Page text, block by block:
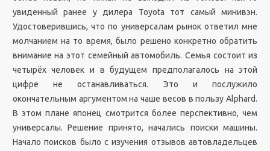
увиденный ранее у дилера Toyota тот самый минивэн.
Удостоверившись, что по универсалам рынок ответил мне
молчанием на то время, было решено конкретно обратить
внимание на этот семейный автомобиль. Семья состоит из
четырёх человек и в будущем предполагалось на этой
цифре не останавливаться. Это и послужило
окончательным аргументом на чаше весов в пользу Alphard.
В этом плане японец смотрится более перспективно, чем
универсалы. Решение принято, начались поиски машины.
Начало поисков было с изучения отзывов автовладельцев